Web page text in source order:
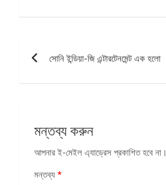
ন্যাভিগেশন
সোনি ইন্ডিয়া-জি এন্টারটেনমেন্ট এক হলো
মন্তব্য করুন
আপনার ই-মেইল এ্যাড্রেস প্রকাশিত হবে না।
মন্তব্য *